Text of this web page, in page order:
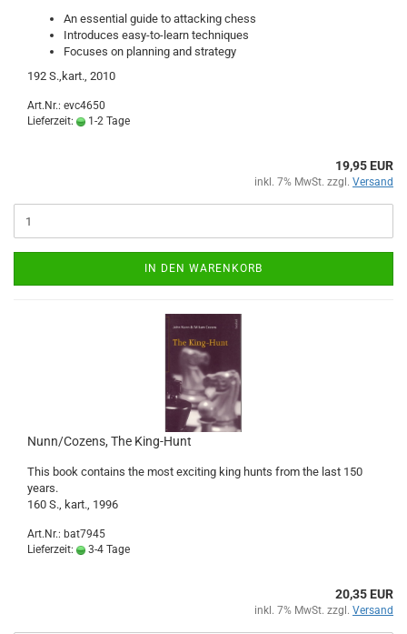
An essential guide to attacking chess
Introduces easy-to-learn techniques
Focuses on planning and strategy
192 S.,kart., 2010
Art.Nr.: evc4650
Lieferzeit:
1-2 Tage
19,95 EUR
inkl. 7% MwSt. zzgl. Versand
IN DEN WARENKORB
Nunn/Cozens, The King-Hunt
This book contains the most exciting king hunts from the last 150
years.
160 S., kart., 1996
Art.Nr.: bat7945
Lieferzeit:
3-4 Tage
20,35 EUR
inkl. 7% MwSt. zzgl. Versand